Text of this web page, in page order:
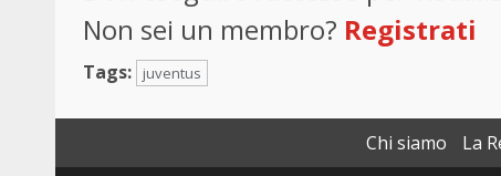
Non sei un membro? Registrati
Tags: juventus
Chi siamo La